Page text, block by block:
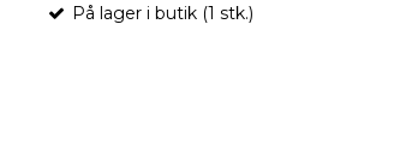
På lager i butik (1 stk.)